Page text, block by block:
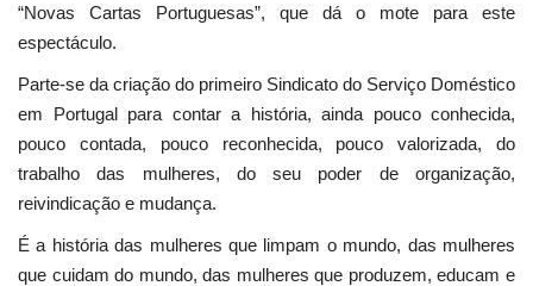
“Novas Cartas Portuguesas”, que dá o mote para este
espectáculo.
Parte-se da criação do primeiro Sindicato do Serviço Doméstico
em Portugal para contar a história, ainda pouco conhecida,
pouco contada, pouco reconhecida, pouco valorizada, do
trabalho das mulheres, do seu poder de organização,
reivindicação e mudança.
É a história das mulheres que limpam o mundo, das mulheres
que cuidam do mundo, das mulheres que produzem, educam e